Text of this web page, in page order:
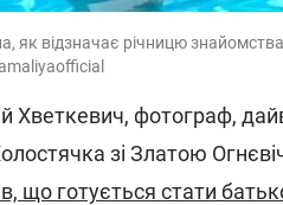
як відзначає річницю
Хветкевич, фотограф,
зі Златою
що готується стати